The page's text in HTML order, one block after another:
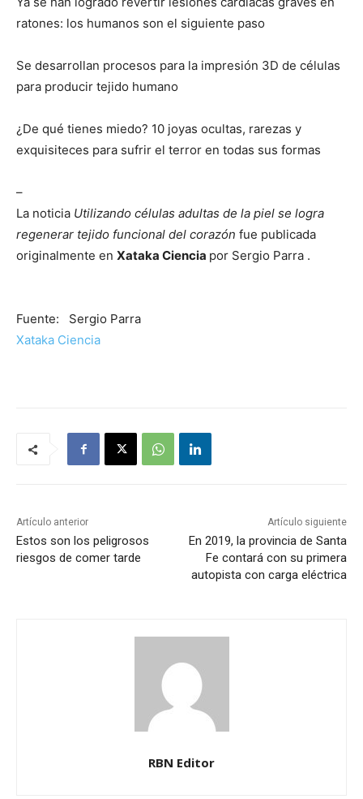
ratones: los humanos son el siguiente paso
Se desarrollan procesos para la impresión 3D de células
para producir tejido humano
¿De qué tienes miedo? 10 joyas ocultas, rarezas y
exquisiteces para sufrir el terror en todas sus formas
–
La noticia Utilizando células adultas de la piel se logra
regenerar tejido funcional del corazón fue publicada
originalmente en Xataka Ciencia por Sergio Parra .
Fuente: Sergio Parra
Xataka Ciencia
Artículo anterior
Estos son los peligrosos
riesgos de comer tarde
Artículo siguiente
En 2019, la provincia de Santa
Fe contará con su primera
autopista con carga eléctrica
RBN Editor